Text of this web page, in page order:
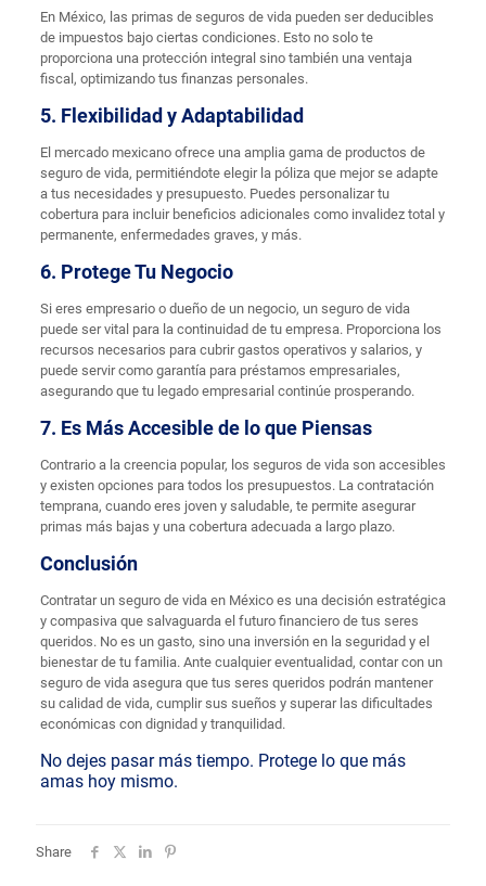
En México, las primas de seguros de vida pueden ser deducibles
de impuestos bajo ciertas condiciones. Esto no solo te
proporciona una protección integral sino también una ventaja
fiscal, optimizando tus finanzas personales.
5. Flexibilidad y Adaptabilidad
El mercado mexicano ofrece una amplia gama de productos de
seguro de vida, permitiéndote elegir la póliza que mejor se adapte
a tus necesidades y presupuesto. Puedes personalizar tu
cobertura para incluir beneficios adicionales como invalidez total y
permanente, enfermedades graves, y más.
6. Protege Tu Negocio
Si eres empresario o dueño de un negocio, un seguro de vida
puede ser vital para la continuidad de tu empresa. Proporciona los
recursos necesarios para cubrir gastos operativos y salarios, y
puede servir como garantía para préstamos empresariales,
asegurando que tu legado empresarial continúe prosperando.
7. Es Más Accesible de lo que Piensas
Contrario a la creencia popular, los seguros de vida son accesibles
y existen opciones para todos los presupuestos. La contratación
temprana, cuando eres joven y saludable, te permite asegurar
primas más bajas y una cobertura adecuada a largo plazo.
Conclusión
Contratar un seguro de vida en México es una decisión estratégica
y compasiva que salvaguarda el futuro financiero de tus seres
queridos. No es un gasto, sino una inversión en la seguridad y el
bienestar de tu familia. Ante cualquier eventualidad, contar con un
seguro de vida asegura que tus seres queridos podrán mantener
su calidad de vida, cumplir sus sueños y superar las dificultades
económicas con dignidad y tranquilidad.
No dejes pasar más tiempo. Protege lo que más
amas hoy mismo.
Share